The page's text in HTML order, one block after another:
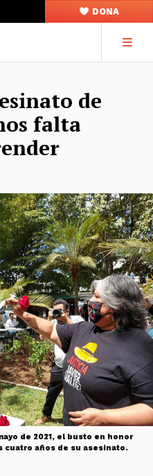
DONA
de
falta
de 2021, el busto en honor
cuatro años de su asesinato.